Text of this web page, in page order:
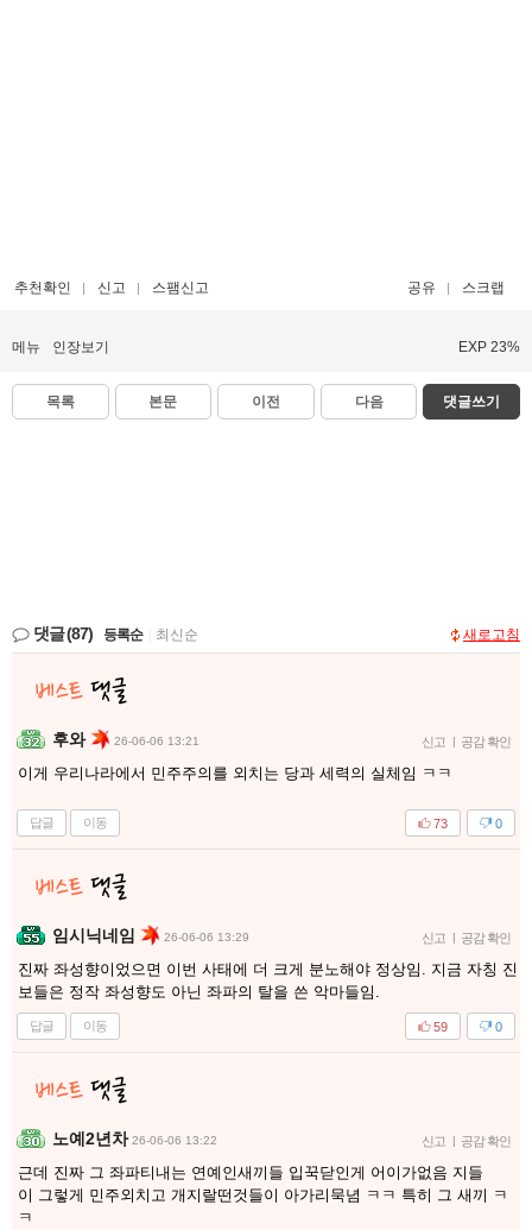
추천확인 신고 스팸신고 공유 스크랩
메뉴 인장보기 EXP 23%
목록 본문 이전 다음 댓글쓰기
댓글(87) 등록순 최신순 새로고침
후와 26-06-06 13:21 신고 | 공감 확인
이게 우리나라에서 민주주의를 외치는 당과 세력의 실체임 ㅋㅋ
답글 이동 0
73
임시닉네임 26-06-06 13:29 신고 | 공감 확인
진짜 좌성향이었으면 이번 사태에 더 크게 분노해야 정상임. 지금 자칭 진
보들은 정작 좌성향도 아닌 좌파의 탈을 쓴 악마들임.
답글 이동 0
59
노예2년차 26-06-06 13:22 신고 | 공감 확인
근데 진짜 그 좌파티내는 연예인새끼들 입꾹닫인게 어이가없음 지들
이 그렇게 민주외치고 개지랄떤것들이 아가리묵념 ㅋㅋ 특히 그 새끼 ㅋ
ㅋ